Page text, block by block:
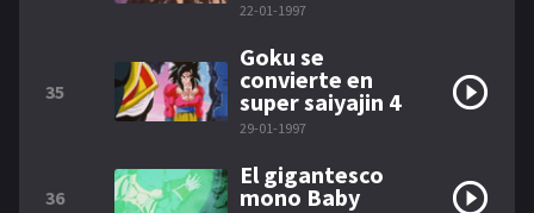
22-01-1997
35
Goku se
convierte en
super saiyajin 4
29-01-1997
36
El gigantesco
mono Baby